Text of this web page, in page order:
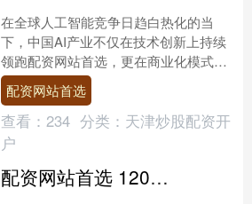
在全球人工智能竞争日趋白热化的当
下，中国AI产业不仅在技术创新上持续
领跑配资网站首选，更在商业化模式上
探索出“中国式方案”——以丰富的场景
化应用为载体，以全域大....
配资网站首选
查看： 234 分类： 天津炒股配资开
户
配资网站首选 1200斤鲜果、两日售罄！伽师新梅加速“南下”